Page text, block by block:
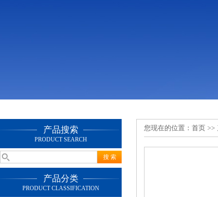
产品搜索
PRODUCT SEARCH
产品分类
PRODUCT CLASSIFICATION
您现在的位置： 首页 >>